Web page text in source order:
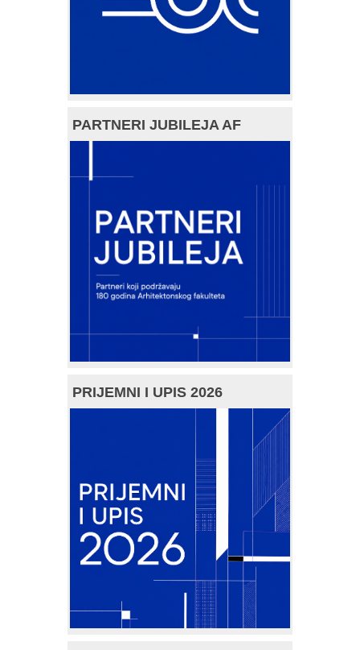
PARTNERI JUBILEJA AF
PRIJEMNI I UPIS 2026